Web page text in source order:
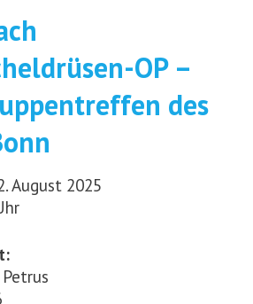
OP –
des
August 2025